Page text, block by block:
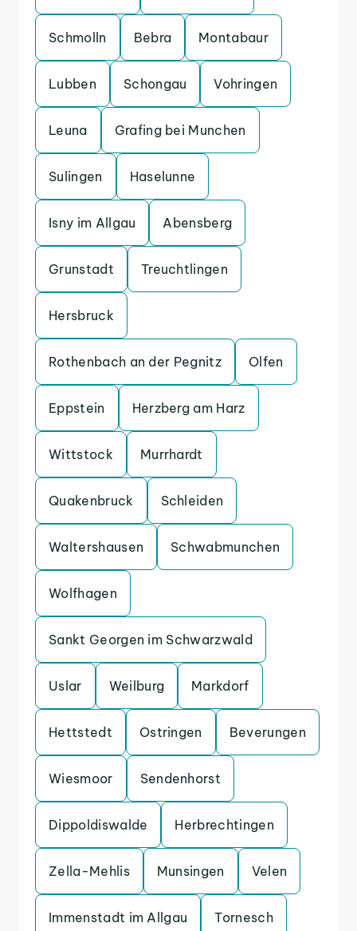
Schmolln Bebra Montabaur
Lubben Schongau Vohringen
Leuna Grafing bei Munchen
Sulingen Haselunne
Isny im Allgau Abensberg
Grunstadt Treuchtlingen
Hersbruck
Rothenbach an der Pegnitz Olfen
Eppstein Herzberg am Harz
Wittstock Murrhardt
Quakenbruck Schleiden
Waltershausen Schwabmunchen
Wolfhagen
Sankt Georgen im Schwarzwald
Uslar Weilburg Markdorf
Hettstedt Ostringen Beverungen
Wiesmoor Sendenhorst
Dippoldiswalde Herbrechtingen
Zella-Mehlis Munsingen Velen
Immenstadt im Allgau Tornesch